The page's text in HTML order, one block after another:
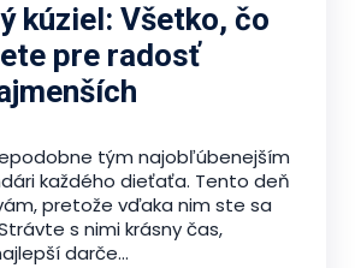
kúziel: Všetko, čo
pre radosť
tým najobľúbenejším
každého dieťaťa. Tento deň
pretože vďaka nim ste sa
s nimi krásny čas,
darče...